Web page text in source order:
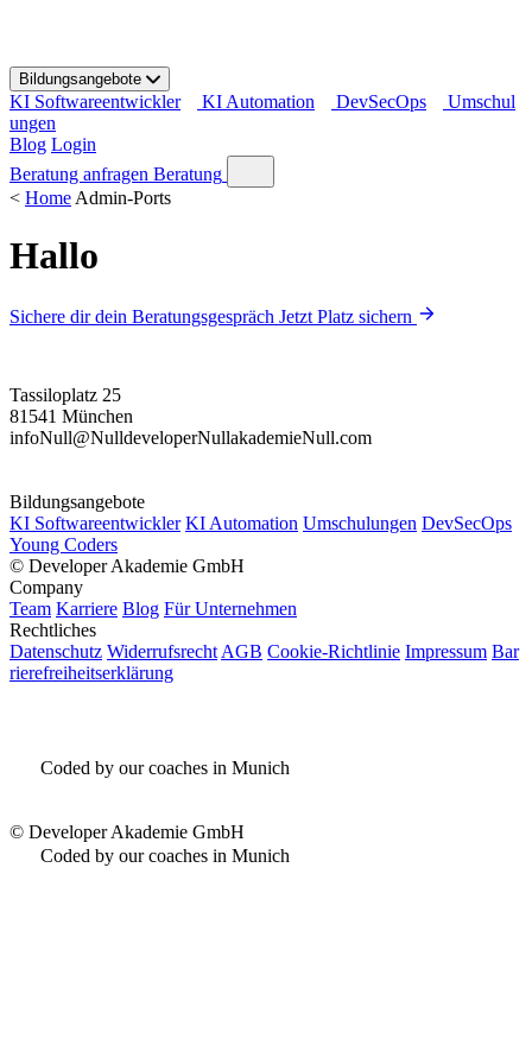
t
o
c
o
n
t
Bildungsangebote
KI Softwareentwickler KI Automation DevSecOps
Umschul
ungen
Blog Login
Beratung anfragen Beratung
< Home Admin-Ports
Hallo
Sichere dir dein Beratungsgespräch Jetzt Platz sichern
Tassiloplatz 25
81541 München
infoNull@NulldeveloperNullakademieNull.com
Bildungsangebote
KI Softwareentwickler KI Automation Umschulungen DevSecOps
Young Coders
© Developer Akademie GmbH
Company
Team Karriere Blog Für Unternehmen
Rechtliches
Datenschutz Widerrufsrecht AGB Cookie-Richtlinie Impressum Bar
rierefreiheitserklärung
Coded by our coaches in Munich
© Developer Akademie GmbH
Coded by our coaches in Munich